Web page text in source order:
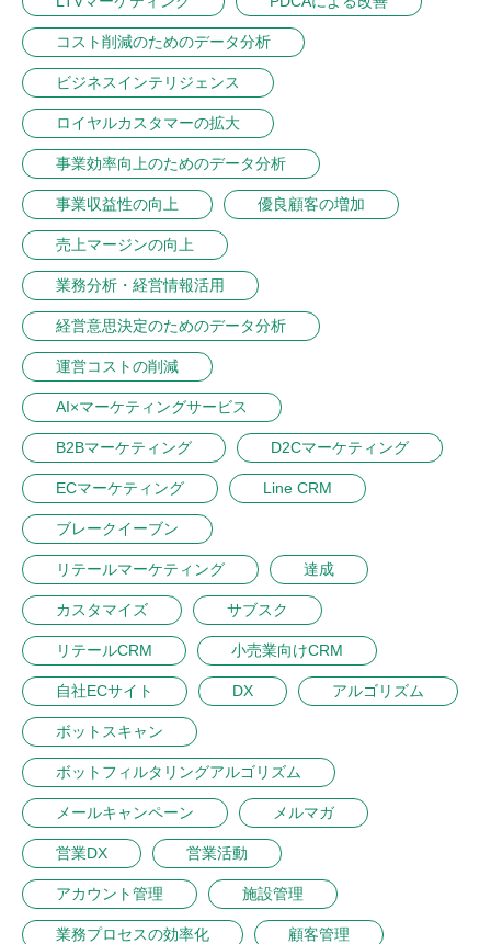
コスト削減のためのデータ分析
ビジネスインテリジェンス
ロイヤルカスタマーの拡大
事業効率向上のためのデータ分析
事業収益性の向上 優良顧客の増加
売上マージンの向上
業務分析・経営情報活用
経営意思決定のためのデータ分析
運営コストの削減
AI×マーケティングサービス
B2Bマーケティング D2Cマーケティング
ECマーケティング Line CRM
ブレークイーブン
リテールマーケティング 達成
カスタマイズ サブスク
リテールCRM 小売業向けCRM
自社ECサイト DX アルゴリズム
ボットスキャン
ボットフィルタリングアルゴリズム
メールキャンペーン メルマガ
営業DX 営業活動
アカウント管理 施設管理
業務プロセスの効率化 顧客管理